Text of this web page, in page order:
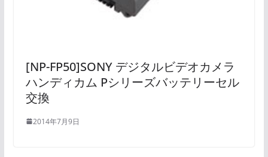
[NP-FP50]SONY デジタルビデオカメラ
ハンディカム Pシリーズバッテリーセル
交換
2014年7月9日